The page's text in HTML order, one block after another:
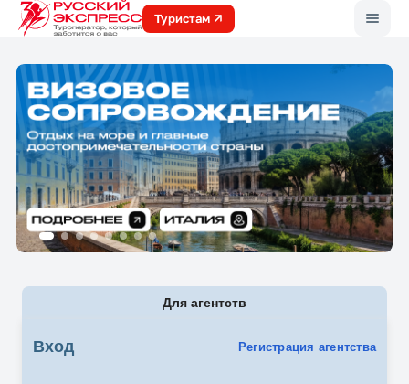
Туристам
Для агентств
Вход Регистрация агентства